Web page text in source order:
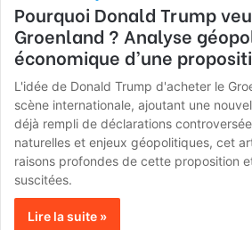
Pourquoi Donald Trump
Groenland ? Analyse
économique d’une
L'idée de Donald Trump d'acheter le
scène internationale, ajoutant une
déjà rempli de déclarations
naturelles et enjeux géopolitiques, cet
raisons profondes de cette proposition
suscitées.
Lire la suite »